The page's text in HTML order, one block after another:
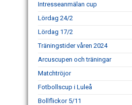
Intresseanmälan cup
Lördag 24/2
Lördag 17/2
Träningstider våren 2024
Arcuscupen och träningar
Matchtröjor
Fotbollscup i Luleå
Bollflickor 5/11